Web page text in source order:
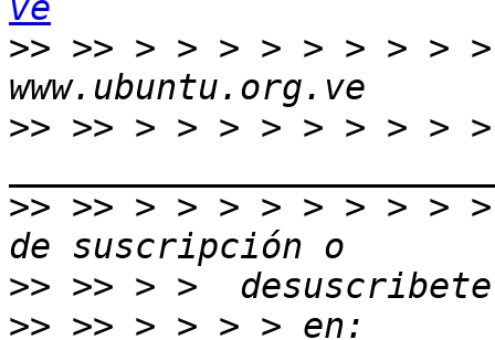
ve
>> >> > > > > > > > >
>> >> > > > > > > > >
>> >> > > > > > > > >
>>
>>